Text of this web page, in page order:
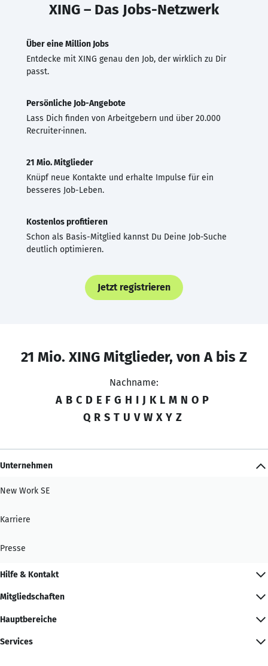
XING – Das Jobs-Netzwerk
Über eine Million Jobs
Entdecke mit XING genau den Job, der wirklich zu Dir
passt.
Persönliche Job-Angebote
Lass Dich finden von Arbeitgebern und über 20.000
Recruiter·innen.
21 Mio. Mitglieder
Knüpf neue Kontakte und erhalte Impulse für ein
besseres Job-Leben.
Kostenlos profitieren
Schon als Basis-Mitglied kannst Du Deine Job-Suche
deutlich optimieren.
Jetzt registrieren
21 Mio. XING Mitglieder, von A bis Z
Nachname:
A B C D E F G H I J K L M N O P
Q R S T U V W X Y Z
Unternehmen
New Work SE
Karriere
Presse
Hilfe & Kontakt
Mitgliedschaften
Hauptbereiche
Services